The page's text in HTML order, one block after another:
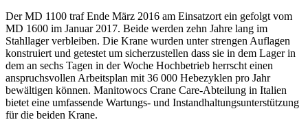
Der MD 1100 traf Ende März 2016 am Einsatzort ein gefolgt vom
MD 1600 im Januar 2017. Beide werden zehn Jahre lang im
Stahllager verbleiben. Die Krane wurden unter strengen Auflagen
konstruiert und getestet um sicherzustellen dass sie in dem Lager in
dem an sechs Tagen in der Woche Hochbetrieb herrscht einen
anspruchsvollen Arbeitsplan mit 36 000 Hebezyklen pro Jahr
bewältigen können. Manitowocs Crane Care-Abteilung in Italien
bietet eine umfassende Wartungs- und Instandhaltungsunterstützung
für die beiden Krane.